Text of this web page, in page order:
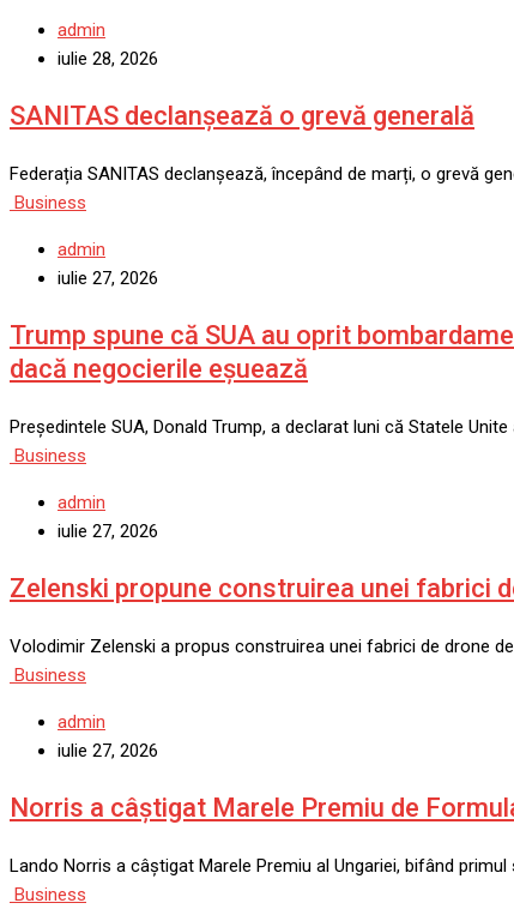
admin
iulie 28, 2026
SANITAS declanșează o grevă generală
Federația SANITAS declanșează, începând de marți, o grevă
Business
admin
iulie 27, 2026
Trump spune că SUA au oprit
dacă negocierile eșuează
Președintele SUA, Donald Trump, a declarat luni că Statele
Business
admin
iulie 27, 2026
Zelenski propune construirea unei fabrici
Volodimir Zelenski a propus construirea unei fabrici de drone
Business
admin
iulie 27, 2026
Norris a câștigat Marele Premiu de
Lando Norris a câștigat Marele Premiu al Ungariei, bifând
Business